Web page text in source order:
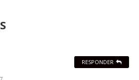
RESPONDER